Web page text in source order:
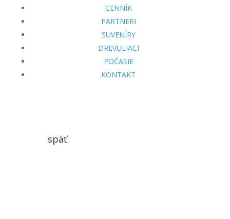
CENNÍK
PARTNERI
SUVENÍRY
DREVULIACI
POČASIE
KONTAKT
späť